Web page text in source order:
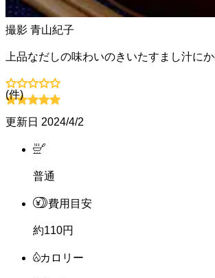
撮影 青山紀子
上品なだしの味わいのきいたすまし汁に
(件)
更新日 2024/4/2
普通
費用目安
約110円
カロリー